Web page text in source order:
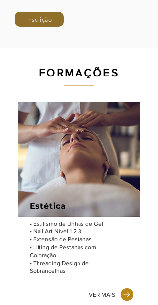
Inscrição
FORMAÇÕES
Estética
• Estilismo de Unhas de Gel
• Nail Art Nível 1 2 3
• Extensão de Pestanas
• Lifting de Pestanas com
Coloração
• Threading Design de
Sobrancelhas
VER MAIS